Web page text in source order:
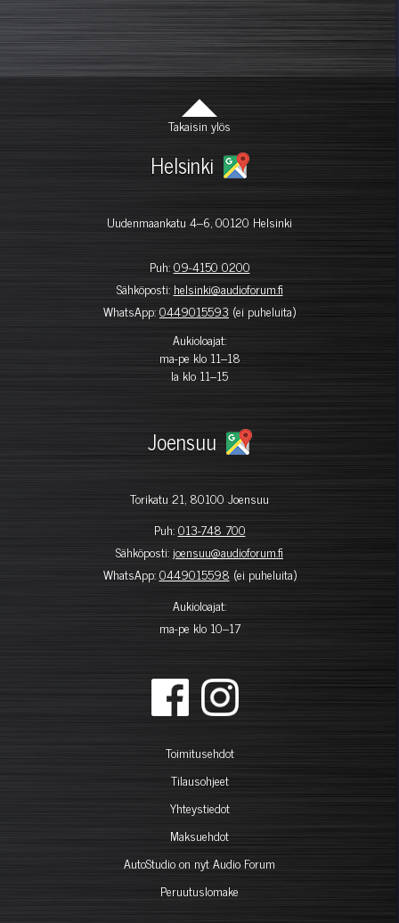
Takaisin ylös
Helsinki
Uudenmaankatu 4–6, 00120 Helsinki
Puh:09-4150 0200
Sähköposti: helsinki@audioforum.fi
WhatsApp:0449015593 (ei puheluita)
Aukioloajat:
ma-pe klo 11–18
la klo 11–15
Joensuu
Torikatu 21, 80100 Joensuu
Puh:013-748 700
Sähköposti: joensuu@audioforum.fi
WhatsApp:0449015598 (ei puheluita)
Aukioloajat:
ma-pe klo 10–17
Toimitusehdot
Tilausohjeet
Yhteystiedot
Maksuehdot
AutoStudio on nyt Audio Forum
Peruutuslomake